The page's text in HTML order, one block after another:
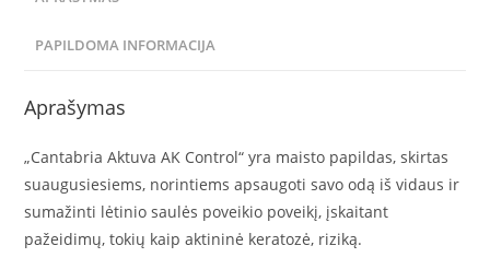
PAPILDOMA INFORMACIJA
Aprašymas
„Cantabria Aktuva AK Control“ yra maisto papildas, skirtas
suaugusiesiems, norintiems apsaugoti savo odą iš vidaus ir
sumažinti lėtinio saulės poveikio poveikį, įskaitant
pažeidimų, tokių kaip aktininė keratozė, riziką.